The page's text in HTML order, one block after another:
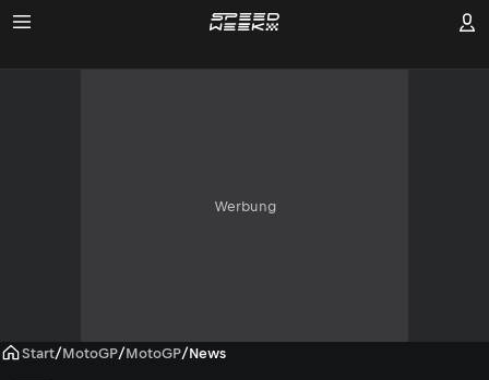
Werbung
Start/MotoGP/MotoGP/News